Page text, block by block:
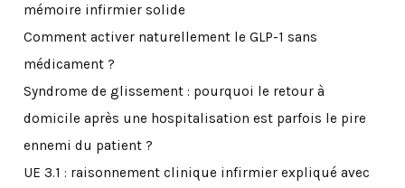
mémoire infirmier solide
Comment activer naturellement le GLP-1 sans
médicament ?
Syndrome de glissement : pourquoi le retour à
domicile après une hospitalisation est parfois le pire
ennemi du patient ?
UE 3.1 : raisonnement clinique infirmier expliqué avec